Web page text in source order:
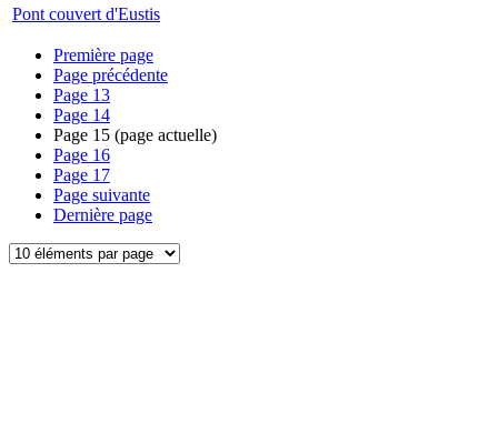
Pont couvert d'Eustis
Première page
Page précédente
Page 13
Page 14
Page 15 (page actuelle)
Page 16
Page 17
Page suivante
Dernière page